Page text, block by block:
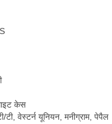
केस
टी, वेस्टर्न यूनियन, मनीग्राम, पेपैल